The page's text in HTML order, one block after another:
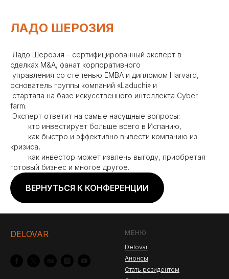
ЛАДО ШЕРОЗИЯ
Ладо Шерозия – сертифицированный эксперт в
сделках M&A, фанат корпоративного
управления со степенью EMBA и дипломом Harvard,
основатель группы компаний «Laduchi» и
стартапа на базе искусственного интеллекта Cyber
farm.
Эксперт ответит на самые насущные вопросы:
· кто инвестирует больше всего в Испанию,
· как быстро и эффективно вывести компанию из
кризиса,
· как инвестор может извлечь выгоду, приобретая
готовый бизнес и многое другое.
ВЕРНУТЬСЯ К КОНФЕРЕНЦИИ
DELOVAR
МЕНЮ
Delovar
Анонсы
Стать резидентом